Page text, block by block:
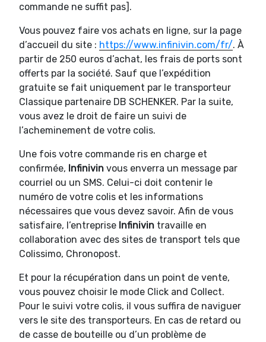
commande ne suffit pas].
Vous pouvez faire vos achats en ligne, sur la page
d’accueil du site : https://www.infinivin.com/fr/. À
partir de 250 euros d’achat, les frais de ports sont
offerts par la société. Sauf que l’expédition
gratuite se fait uniquement par le transporteur
Classique partenaire DB SCHENKER. Par la suite,
vous avez le droit de faire un suivi de
l’acheminement de votre colis.
Une fois votre commande ris en charge et
confirmée, Infinivin vous enverra un message par
courriel ou un SMS. Celui-ci doit contenir le
numéro de votre colis et les informations
nécessaires que vous devez savoir. Afin de vous
satisfaire, l’entreprise Infinivin travaille en
collaboration avec des sites de transport tels que
Colissimo, Chronopost.
Et pour la récupération dans un point de vente,
vous pouvez choisir le mode Click and Collect.
Pour le suivi votre colis, il vous suffira de naviguer
vers le site des transporteurs. En cas de retard ou
de casse de bouteille ou d’un problème de